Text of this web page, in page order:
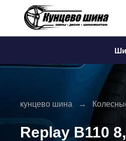
кунцево шина
Replay B110